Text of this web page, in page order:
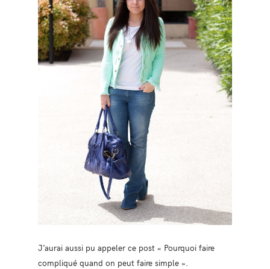
J’aurai aussi pu appeler ce post « Pourquoi faire
compliqué quand on peut faire simple ».